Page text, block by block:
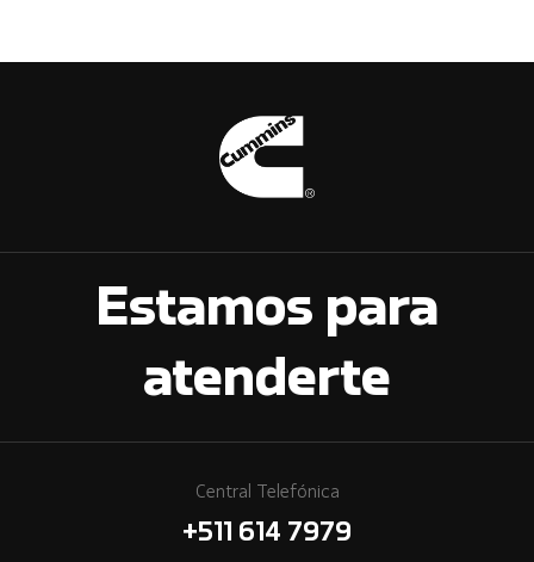
Estamos para
atenderte
Central Telefónica
+511 614 7979